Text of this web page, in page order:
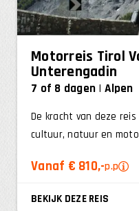
Motorreis Tirol
Unterengadin
7 of 8 dagen Alpen
De kracht van deze
cultuur, natuur en
Vanaf € 810,-p.p
BEKIJK DEZE REIS